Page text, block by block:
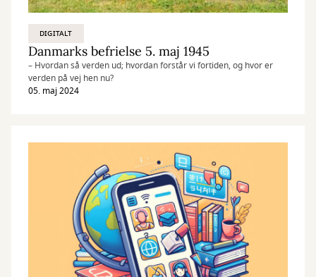
DIGITALT
Danmarks befrielse 5. maj 1945
– Hvordan så verden ud; hvordan forstår vi fortiden, og hvor er
verden på vej hen nu?
05. maj 2024